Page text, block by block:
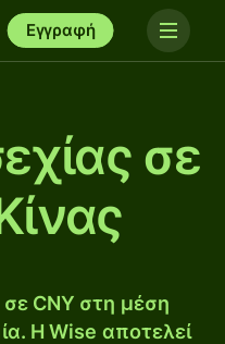
Εγγραφή
σε
CNY στη μέση
Η Wise αποτελεί